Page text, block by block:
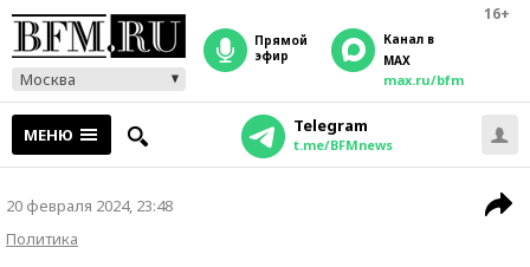
16+
Москва
прямой
эфир
Канал в
MAX
max.ru/bfm
МЕНЮ Telegram
t.me/BFMnews
20 февраля 2024, 23:48
Политика